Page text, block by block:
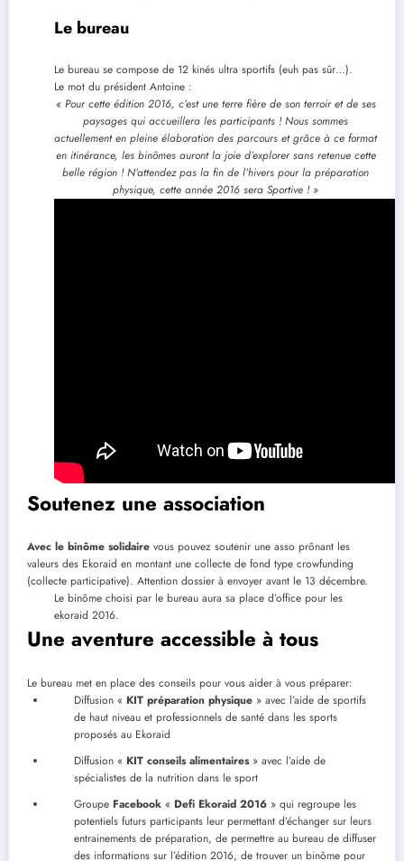
Le bureau
Le bureau se compose de 12 kinés ultra sportifs (euh pas sûr…).
Le mot du président Antoine :
« Pour cette édition 2016, c’est une terre fière de son terroir et de ses
paysages qui accueillera les participants ! Nous sommes
actuellement en pleine élaboration des parcours et grâce à ce format
en itinérance, les binômes auront la joie d’explorer sans retenue cette
belle région ! N’attendez pas la fin de l’hivers pour la préparation
physique, cette année 2016 sera Sportive ! »
Soutenez une association
Avec le binôme solidaire vous pouvez soutenir une asso prônant les
valeurs des Ekoraid en montant une collecte de fond type crowfunding
(collecte participative). Attention dossier à envoyer avant le 13 décembre.
Le binôme choisi par le bureau aura sa place d’office pour les
ekoraid 2016.
Une aventure accessible à tous
Le bureau met en place des conseils pour vous aider à vous préparer:
Diffusion « KIT préparation physique » avec l’aide de sportifs
de haut niveau et professionnels de santé dans les sports
proposés au Ekoraid
Diffusion « KIT conseils alimentaires» avec l’aide de
spécialistes de la nutrition dans le sport
Groupe Facebook « Defi Ekoraid 2016 » qui regroupe les
potentiels futurs participants leur permettant d’échanger sur leurs
entrainements de préparation, de permettre au bureau de diffuser
des informations sur l’édition 2016, de trouver un binôme pour